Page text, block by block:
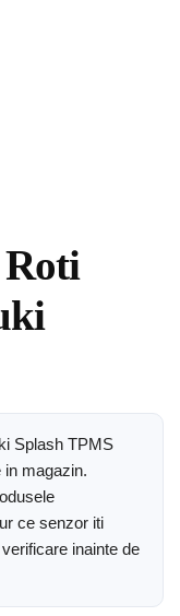
Roti
Splash TPMS
in magazin.
ce senzor iti
inainte de